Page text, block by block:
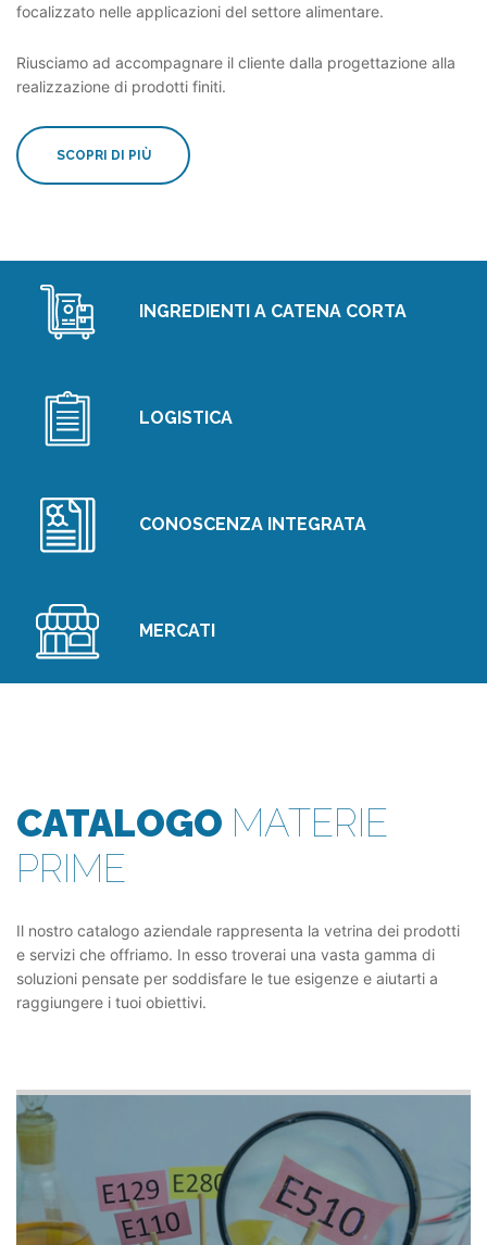
focalizzato nelle applicazioni del settore alimentare.
Riusciamo ad accompagnare il cliente dalla progettazione alla
realizzazione di prodotti finiti.
SCOPRI DI PIÙ
INGREDIENTI A CATENA CORTA
LOGISTICA
CONOSCENZA INTEGRATA
MERCATI
CATALOGO MATERIE
PRIME
Il nostro catalogo aziendale rappresenta la vetrina dei prodotti
e servizi che offriamo. In esso troverai una vasta gamma di
soluzioni pensate per soddisfare le tue esigenze e aiutarti a
raggiungere i tuoi obiettivi.